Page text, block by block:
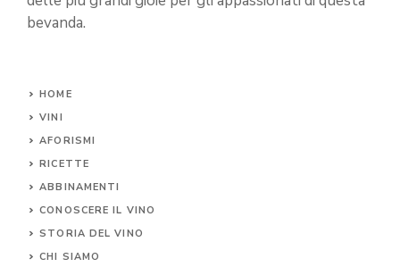
bevanda.
HOME
VINI
AFORISMI
RICETTE
ABBINAMENTI
CONOSCERE IL VINO
STORIA DEL VINO
CHI SIAMO